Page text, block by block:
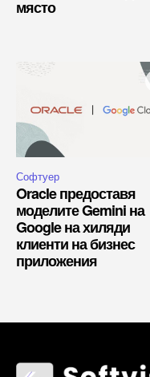
място
Софтуер
Oracle предоставя
моделите Gemini на
Google на хиляди
клиенти на бизнес
приложения